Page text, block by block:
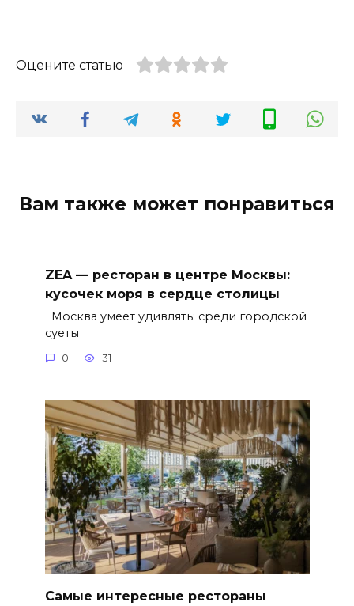
Оцените статью
Вам также может понравиться
ZEA — ресторан в центре Москвы:
кусочек моря в сердце столицы
Москва умеет удивлять: среди городской
суеты
0 31
Самые интересные рестораны